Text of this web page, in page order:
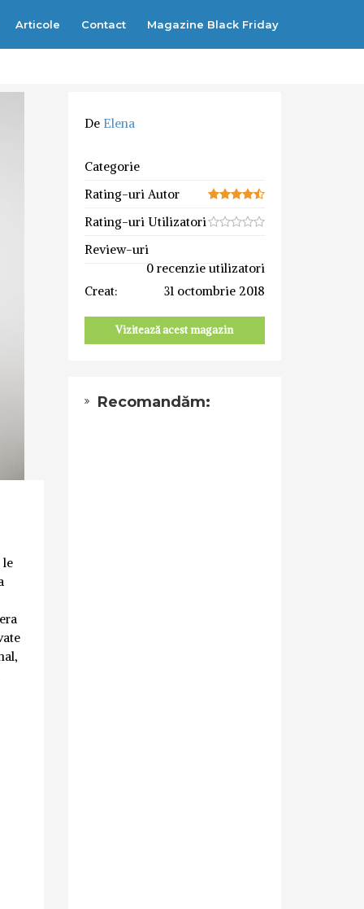
Articole Contact Magazine Black Friday
le
De Elena
Categorie
Rating-uri Autor
Rating-uri Utilizatori
Review-uri
0 recenzie utilizatori
Creat:
31 octombrie 2018
Vizitează acest magazin
Recomandăm: